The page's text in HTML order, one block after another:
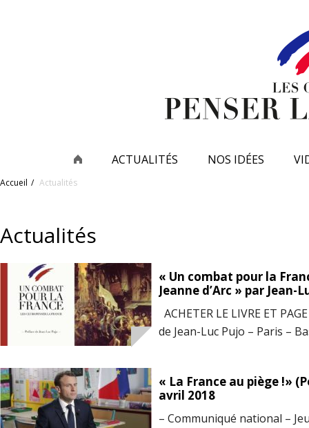
ACTUALITÉS NOS IDÉES
Accueil Actualités
Actualités
« Un combat pour la
Jeanne d’Arc » par Jean-
ACHETER LE LIVRE ET
de Jean-Luc Pujo – Paris –
chose, je veux saluer pour
Bruno CHAZAL, un des
« La France au piège !»
avril 2018
– Communiqué national –